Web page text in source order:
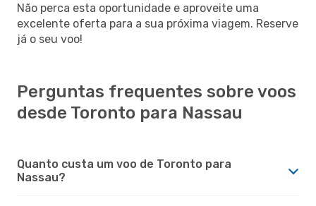
Não perca esta oportunidade e aproveite uma
excelente oferta para a sua próxima viagem. Reserve
já o seu voo!
Perguntas frequentes sobre voos
desde Toronto para Nassau
Quanto custa um voo de Toronto para
Nassau?